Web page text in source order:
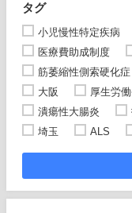
タグ
小児慢性特定疾病
医療費助成制度
筋萎縮性側索硬化症
大阪
厚生労
潰瘍性大腸炎
埼玉
ALS